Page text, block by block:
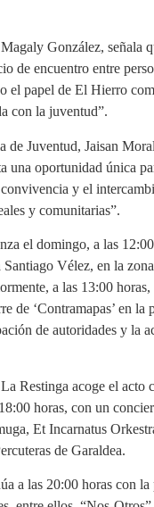
González, señala
de encuentro entre
el papel de El Hierro
con la juventud”.
de Juventud, Jaisan
una oportunidad única
y el
y comunitarias”.
el domingo, a las
Santiago Vélez, en la
a las 13:00
de ‘Contramapas’ en la
de autoridades y la
Restinga acoge el acto
horas, con un
Et Incarnatus
de Garaldea.
a las 20:00 horas con